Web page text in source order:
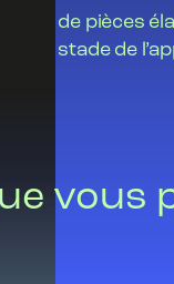
de pièces
stade de
vous